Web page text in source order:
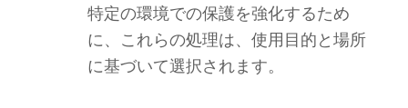
特定の環境での保護を強化するため
に、これらの処理は、使用目的と場所
に基づいて選択されます。